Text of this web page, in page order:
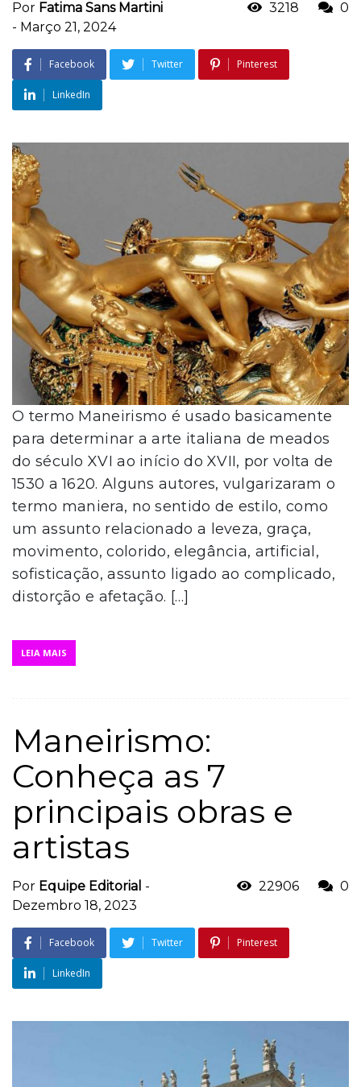
Por Fatima Sans Martini
- Março 21, 2024
3218 0
Facebook Twitter Pinterest
LinkedIn
O termo Maneirismo é usado basicamente
para determinar a arte italiana de meados
do século XVI ao início do XVII, por volta de
1530 a 1620. Alguns autores, vulgarizaram o
termo maniera, no sentido de estilo, como
um assunto relacionado a leveza, graça,
movimento, colorido, elegância, artificial,
sofisticação, assunto ligado ao complicado,
distorção e afetação. […]
LEIA MAIS
Maneirismo:
Conheça as 7
principais obras e
artistas
Por Equipe Editorial -
Dezembro 18, 2023
22906 0
Facebook Twitter Pinterest
LinkedIn